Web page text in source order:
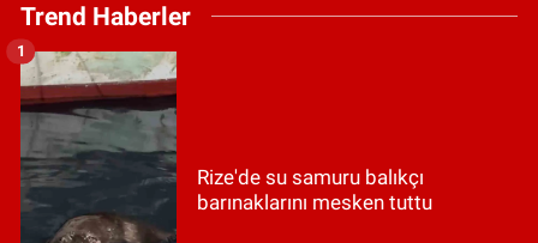
Trend Haberler
Rize'de su samuru balıkçı
barınaklarını mesken tuttu
1